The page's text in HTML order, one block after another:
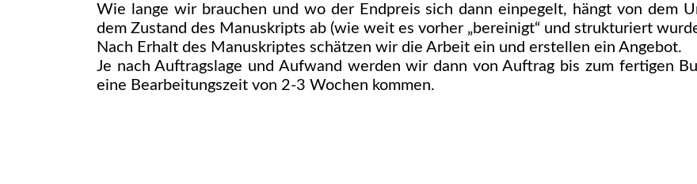
Wie lange wir brauchen und wo der Endpreis sich dann einpegelt, hängt von dem
dem Zustand des Manuskripts ab (wie weit es vorher „bereinigt“ und strukturiert
Nach Erhalt des Manuskriptes schätzen wir die Arbeit ein und erstellen ein Angebot.
Je nach Auftragslage und Aufwand werden wir dann von Auftrag bis zum fertigen
eine Bearbeitungszeit von 2-3 Wochen kommen.